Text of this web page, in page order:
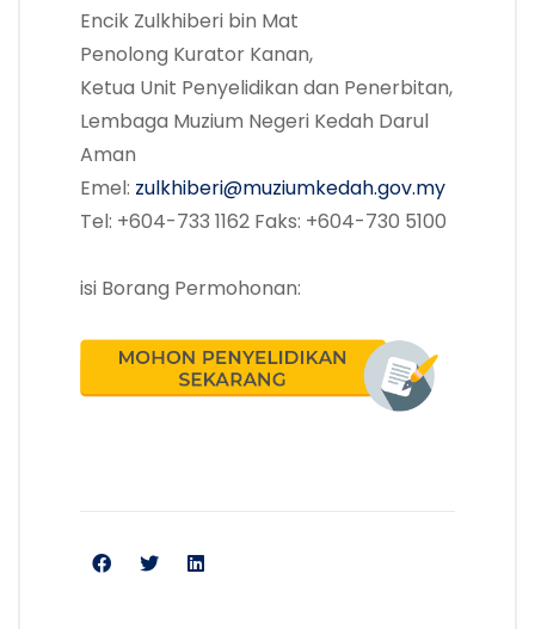
Encik Zulkhiberi bin Mat
Penolong Kurator Kanan,
Ketua Unit Penyelidikan dan Penerbitan,
Lembaga Muzium Negeri Kedah Darul
Aman
Emel: zulkhiberi@muziumkedah.gov.my
Tel: +604-733 1162 Faks: +604-730 5100
isi Borang Permohonan: